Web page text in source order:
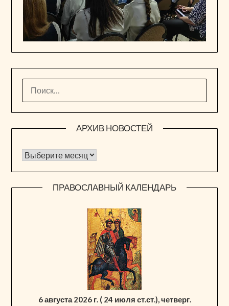
АРХИВ НОВОСТЕЙ
Архив новостей
ПРАВОСЛАВНЫЙ КАЛЕНДАРЬ
6 августа 2026 г. ( 24 июля ст.ст.), четверг.